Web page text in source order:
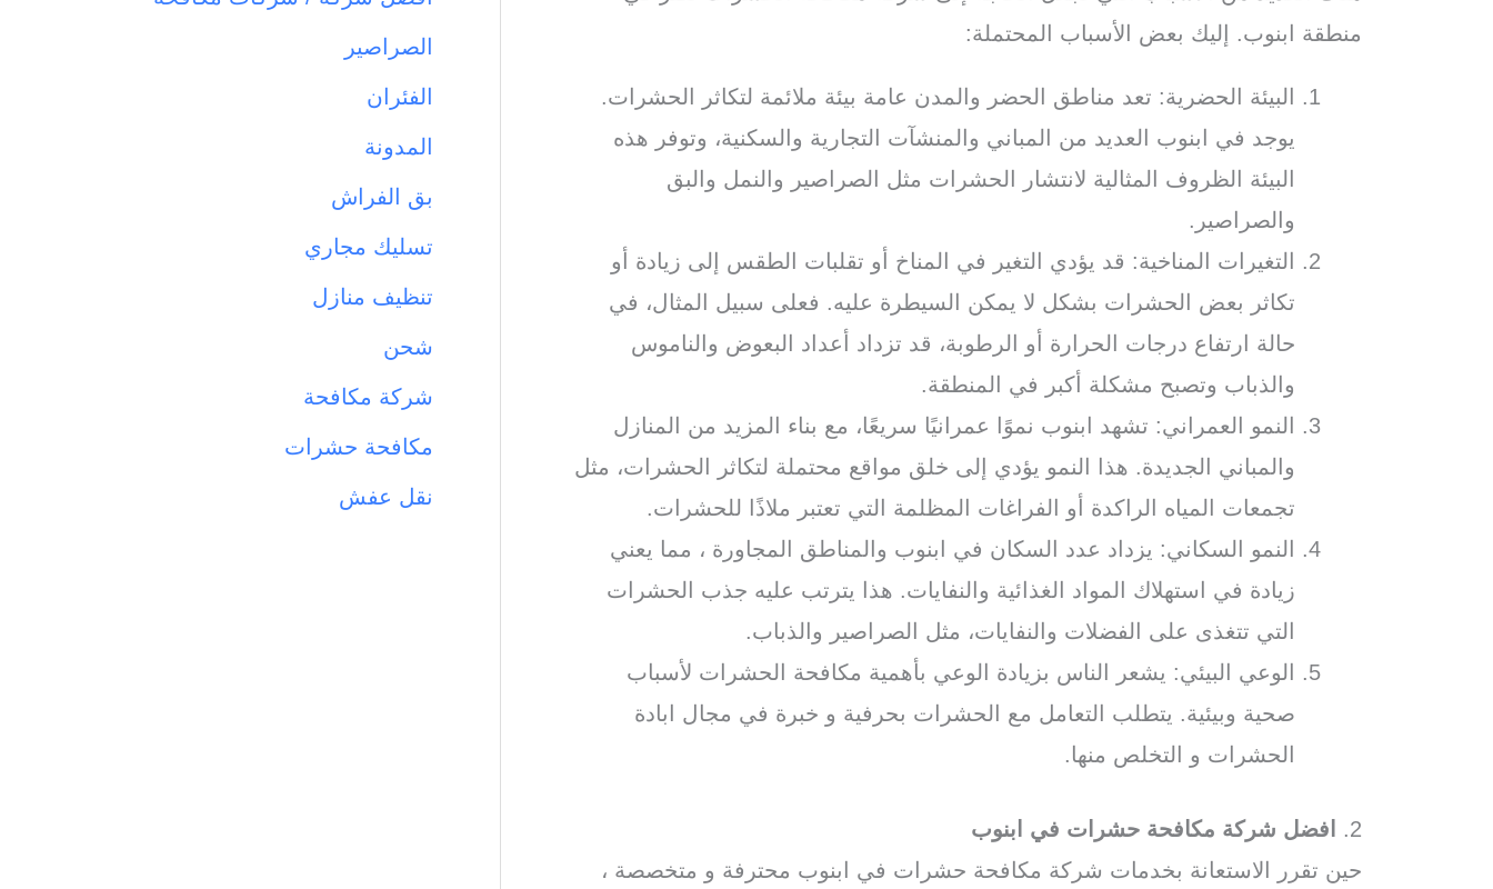
منطقة ابنوب. إليك بعض الأسباب المحتملة:
البيئة الحضرية: تعد مناطق الحضر والمدن عامة بيئة ملائمة لتكاثر الحشرات.
يوجد في ابنوب العديد من المباني والمنشآت التجارية والسكنية، وتوفر هذه
البيئة الظروف المثالية لانتشار الحشرات مثل الصراصير والنمل والبق
والصراصير.
التغيرات المناخية: قد يؤدي التغير في المناخ أو تقلبات الطقس إلى زيادة أو
تكاثر بعض الحشرات بشكل لا يمكن السيطرة عليه. فعلى سبيل المثال، في
حالة ارتفاع درجات الحرارة أو الرطوبة، قد تزداد أعداد البعوض والناموس
والذباب وتصبح مشكلة أكبر في المنطقة.
النمو العمراني: تشهد ابنوب نموًا عمرانيًا سريعًا، مع بناء المزيد من المنازل
والمباني الجديدة. هذا النمو يؤدي إلى خلق مواقع محتملة لتكاثر الحشرات، مثل
تجمعات المياه الراكدة أو الفراغات المظلمة التي تعتبر ملاذًا للحشرات.
النمو السكاني: يزداد عدد السكان في ابنوب والمناطق المجاورة ، مما يعني
زيادة في استهلاك المواد الغذائية والنفايات. هذا يترتب عليه جذب الحشرات
التي تتغذى على الفضلات والنفايات، مثل الصراصير والذباب.
الوعي البيئي: يشعر الناس بزيادة الوعي بأهمية مكافحة الحشرات لأسباب
صحية وبيئية. يتطلب التعامل مع الحشرات بحرفية و خبرة في مجال ابادة
الحشرات و التخلص منها.
2.
افضل شركة مكافحة حشرات في ابنوب
حين تقرر الاستعانة بخدمات شركة مكافحة حشرات في ابنوب محترفة و متخصصة ،
الصراصير
الفئران
المدونة
بق الفراش
تسليك مجاري
تنظيف منازل
شحن
شركة مكافحة
مكافحة حشرات
نقل عفش